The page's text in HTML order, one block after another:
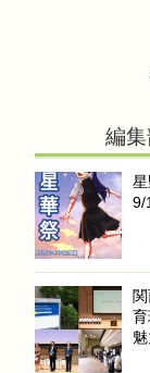
編
星
9/